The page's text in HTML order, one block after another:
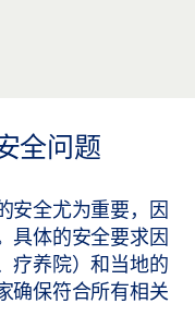
全问题
安全尤为重要，因
具体的安全要求因
疗养院）和当地的
确保符合所有相关